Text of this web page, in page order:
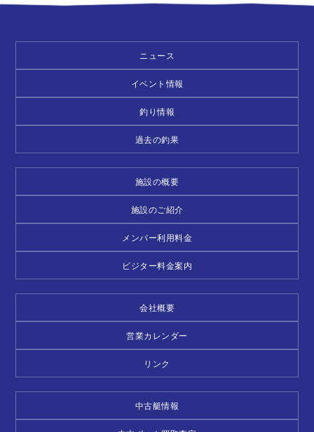
ニュース
イベント情報
釣り情報
過去の釣果
施設の概要
施設のご紹介
メンバー利用料金
ビジター料金案内
会社概要
営業カレンダー
リンク
中古艇情報